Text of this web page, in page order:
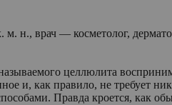
м. н., врач — косметолог,
целлюлита
и, как правило, не требует
Правда кроется, как